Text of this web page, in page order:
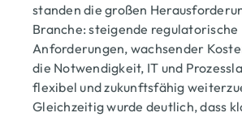
standen die großen
Branche: steigende regulatorische
Anforderungen, wachsender
die Notwendigkeit, IT und
flexibel und zukunftsfähig
Gleichzeitig wurde deutlich, dass